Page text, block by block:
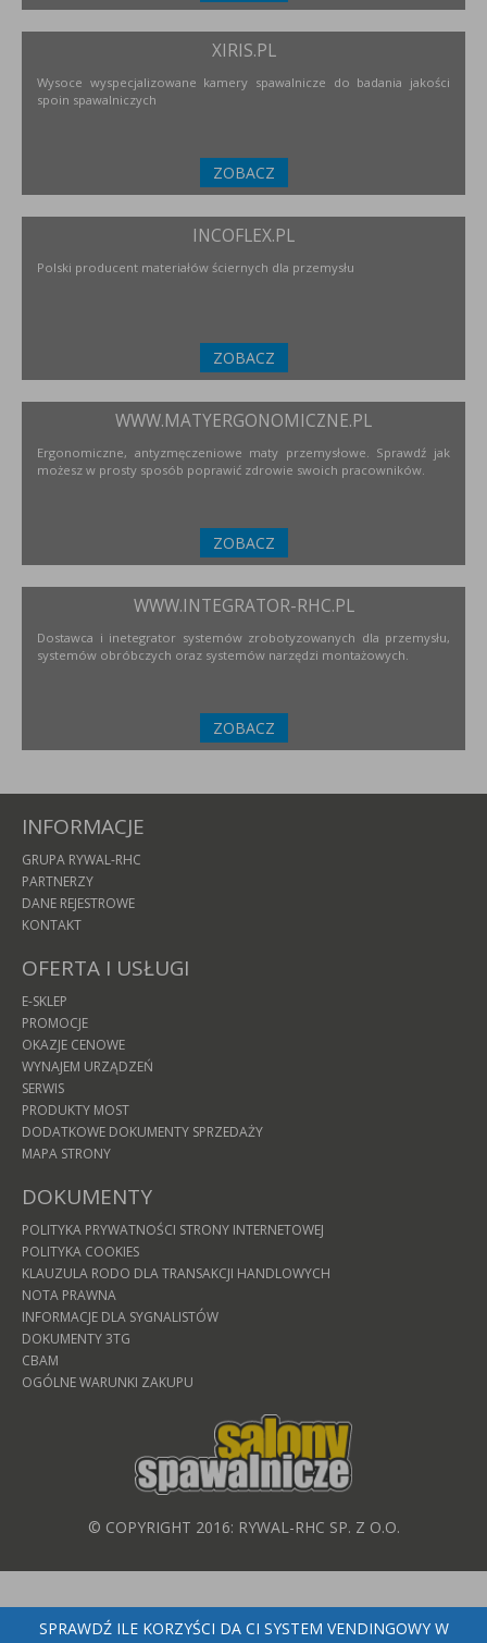
XIRIS.PL
Wysoce wyspecjalizowane kamery spawalnicze do badania jakości
spoin spawalniczych
ZOBACZ
INCOFLEX.PL
Polski producent materiałów ściernych dla przemysłu
ZOBACZ
WWW.MATYERGONOMICZNE.PL
Ergonomiczne, antyzmęczeniowe maty przemysłowe. Sprawdź jak
możesz w prosty sposób poprawić zdrowie swoich pracowników.
ZOBACZ
WWW.INTEGRATOR-RHC.PL
Dostawca i inetegrator systemów zrobotyzowanych dla przemysłu,
systemów obróbczych oraz systemów narzędzi montażowych.
ZOBACZ
INFORMACJE
GRUPA RYWAL-RHC
PARTNERZY
DANE REJESTROWE
KONTAKT
OFERTA I USŁUGI
E-SKLEP
PROMOCJE
OKAZJE CENOWE
WYNAJEM URZĄDZEŃ
SERWIS
PRODUKTY MOST
DODATKOWE DOKUMENTY SPRZEDAŻY
MAPA STRONY
DOKUMENTY
POLITYKA PRYWATNOŚCI STRONY INTERNETOWEJ
POLITYKA COOKIES
KLAUZULA RODO DLA TRANSAKCJI HANDLOWYCH
NOTA PRAWNA
INFORMACJE DLA SYGNALISTÓW
DOKUMENTY 3TG
CBAM
OGÓLNE WARUNKI ZAKUPU
© COPYRIGHT 2016: RYWAL-RHC SP. Z O.O.
SPRAWDŹ ILE KORZYŚCI DA CI SYSTEM VENDINGOWY W